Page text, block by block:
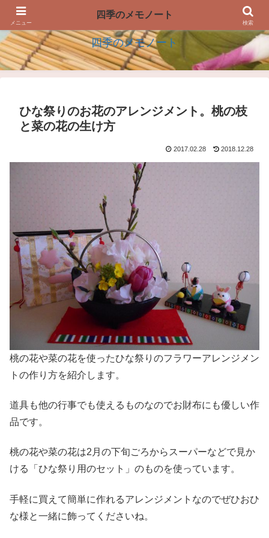
四季の生活を楽しむアイデアのメモノート
四季のメモノート
ひな祭りのお花のアレンジメント。桃の枝
と菜の花の生け方
2017.02.28 2018.12.28
桃の花や菜の花を使ったひな祭りのフラワーアレンジメン
トの作り方を紹介します。
道具も他の行事でも使えるものなのでお財布にも優しい作
品です。
桃の花や菜の花は2月の下旬ごろからスーパーなどで見か
ける「ひな祭り用のセット」のものを使っています。
手軽に買えて簡単に作れるアレンジメントなのでぜひおひ
な様と一緒に飾ってくださいね。
メニュー
四季のメモノート
検索